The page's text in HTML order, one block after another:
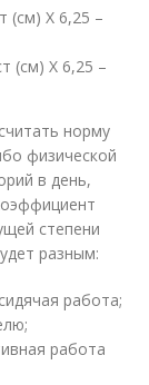
(см) Х 6,25 –
(см) Х 6,25 –
норму
физической
в день,
степени
разным:
работа;
работа